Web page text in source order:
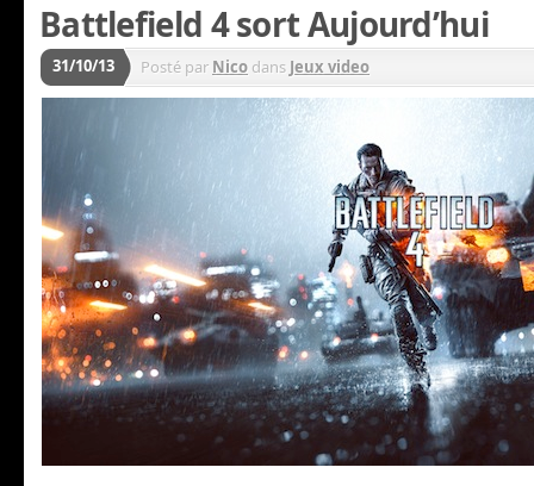
Battlefield 4 sort Aujourd’hui
31/10/13 Posté par Nico dans Jeux video